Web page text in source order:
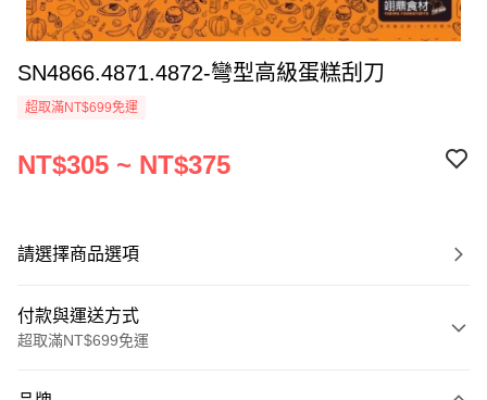
SN4866.4871.4872-彎型高級蛋糕刮刀
超取滿NT$699免運
NT$305 ~ NT$375
請選擇商品選項
付款與運送方式
超取滿NT$699免運